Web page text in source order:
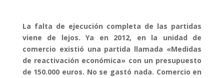
La falta de ejecución completa de las partidas
viene de lejos. Ya en 2012, en la unidad de
comercio existió una partida llamada «Medidas
de reactivación económica» con un presupuesto
de 150.000 euros. No se gastó nada. Comercio en